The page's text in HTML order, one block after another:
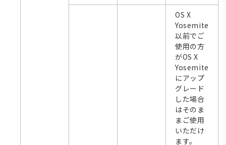
OS X
Yosemite
以前でご
使用の方
がOS X
Yosemite
にアップ
グレード
した場合
はそのま
まご使用
いただけ
ます。